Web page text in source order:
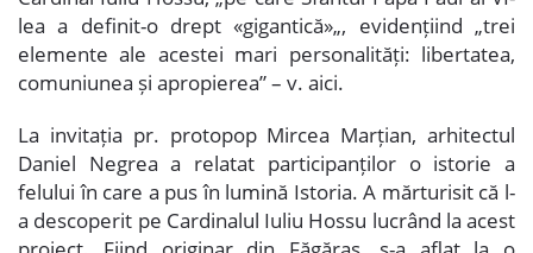
lea a definit-o drept «gigantică»„, evidențiind „trei
elemente ale acestei mari personalități: libertatea,
comuniunea și apropierea” – v. aici.
La invitația pr. protopop Mircea Marțian, arhitectul
Daniel Negrea a relatat participanților o istorie a
felului în care a pus în lumină Istoria. A mărturisit că l-
a descoperit pe Cardinalul Iuliu Hossu lucrând la acest